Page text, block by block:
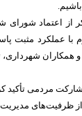
از اعتماد
با عملکرد مثبت
همکاران
مردمی تأکید
از ظرفیت‌های